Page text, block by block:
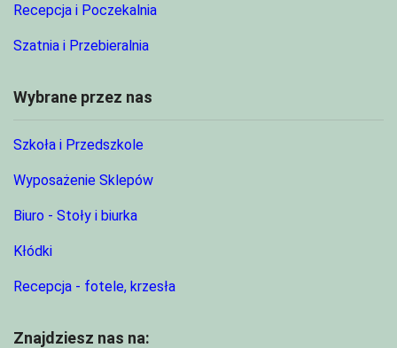
Recepcja i Poczekalnia
Szatnia i Przebieralnia
Wybrane przez nas
Szkoła i Przedszkole
Wyposażenie Sklepów
Biuro - Stoły i biurka
Kłódki
Recepcja - fotele, krzesła
Znajdziesz nas na: